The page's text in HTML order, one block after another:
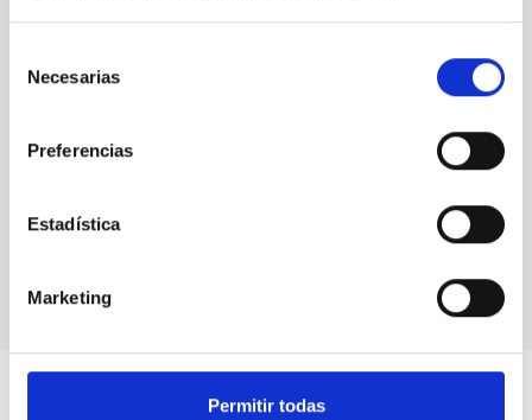
Necesarias
Preferencias
Estadística
Marketing
Permitir todas
Instrument